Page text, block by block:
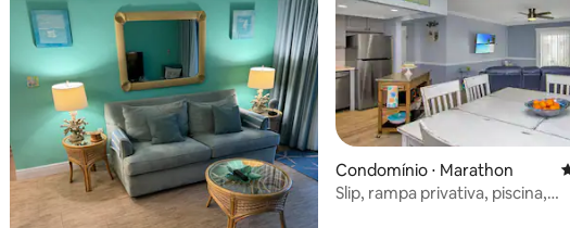
média de 5, 160 avaliações
Condomínio ⋅ Marathon
Slip, rampa privativa, piscina,